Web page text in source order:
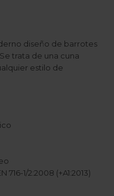
diseño de barrotes
trata de una cuna
estilo de
1/2:2008 (+A1:2013)